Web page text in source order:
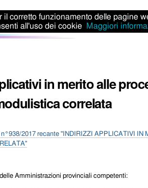
in merito alle
correlata
2017 recante " INDIRIZZI APPLICATIVI IN
Amministrazioni provinciali competenti:
corretto funzionamento delle pagine
all'uso dei cookie
Maggiori